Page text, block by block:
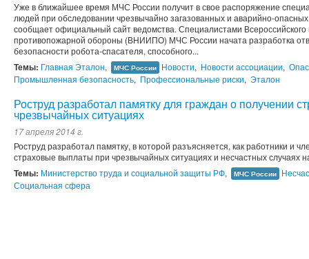
Уже в ближайшее время МЧС России получит в свое распоряжение
людей при обследовании чрезвычайно загазованных и аварийно-
сообщает официальный сайт ведомства. Специалистами Всероссийского
противопожарной обороны (ВНИИПО) МЧС России начата разработка
безопасности робота-спасателя, способного...
Темы: Главная Эталон, МЧС России Новости, Новости ассоциации,
Промышленная безопасность, Профессиональные риски, Эталон
Роструд разработал памятку для граждан о получении
чрезвычайных ситуациях
17 апреля 2014 г.
Роструд разработал памятку, в которой разъясняется, как работники и
страховые выплаты при чрезвычайных ситуациях и несчастных случаях
Темы: Министерство труда и социальной защиты РФ, МЧС России
Социальная сфера